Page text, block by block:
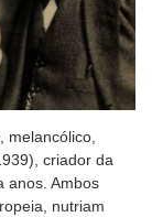
criador da
anos. Ambos
nutriam